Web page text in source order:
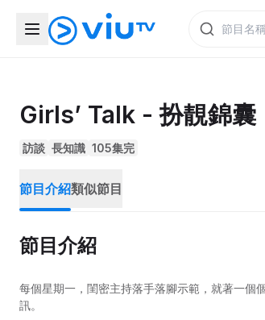
Girls’ Talk - 扮靚錦囊
訪談 長知識 105集完
節目介紹類似節目
節目介紹
每個星期一，閨密主持落手落腳示範，就著一個
訊。